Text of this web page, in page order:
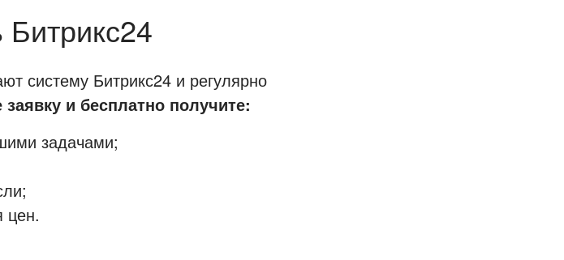
систему Битрикс24 и регулярно
заявку и бесплатно получите:
задачами;
цен.